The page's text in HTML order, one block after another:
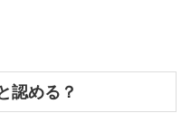
認める？